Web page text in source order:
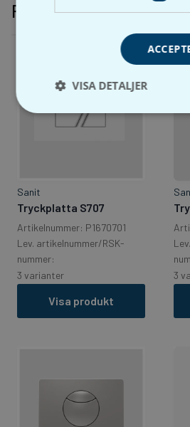
Relaterade produkter
Sanit
Tryckplatta S707
Artikelnummer: P1670701
Lev. artikelnummer/RSK-
nummer:
3 varianter
Visa produkt
3
VISA DETALJER